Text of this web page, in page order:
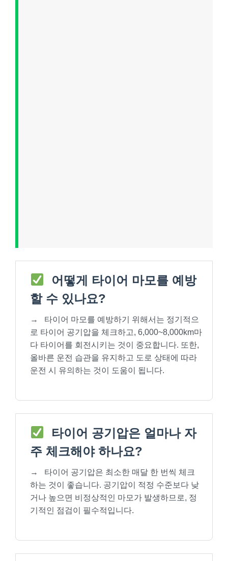
어떻게 타이어 마모를 예방
할 수 있나요?
→
타이어 마모를 예방하기 위해서는 정기적으
로 타이어 공기압을 체크하고, 6,000~8,000km마
다 타이어를 회전시키는 것이 중요합니다. 또한,
올바른 운전 습관을 유지하고 도로 상태에 따라
운전 시 유의하는 것이 도움이 됩니다.
타이어 공기압은 얼마나 자
주 체크해야 하나요?
→
타이어 공기압은 최소한 매달 한 번씩 체크
하는 것이 좋습니다. 공기압이 적정 수준보다 낮
거나 높으면 비정상적인 마모가 발생하므로, 정
기적인 점검이 필수적입니다.